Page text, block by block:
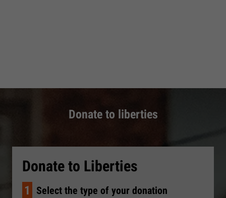
Donate to liberties
Donate to Liberties
1 Select the type of your donation